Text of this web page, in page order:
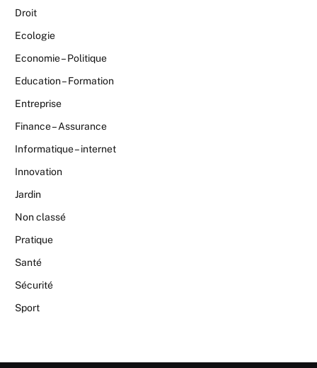
Droit
Ecologie
Economie – Politique
Education – Formation
Entreprise
Finance – Assurance
Informatique – internet
Innovation
Jardin
Non classé
Pratique
Santé
Sécurité
Sport